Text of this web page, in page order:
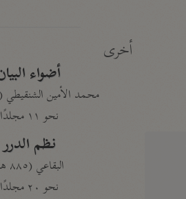
أخرى
أضواء
محمد الأمين الشنقيطي (١٣٩٤ هـ)
نحو ١١ مجلدًا
نظم الدرر
البقاعي (٨٨٥ هـ)
نحو ٢٠ مجلدًا